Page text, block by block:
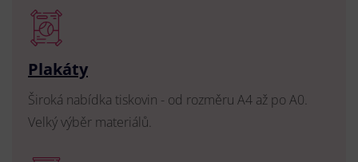
Plakáty
Široká nabídka tiskovin - od rozměru A4 až po A0.
Velký výběr materiálů.